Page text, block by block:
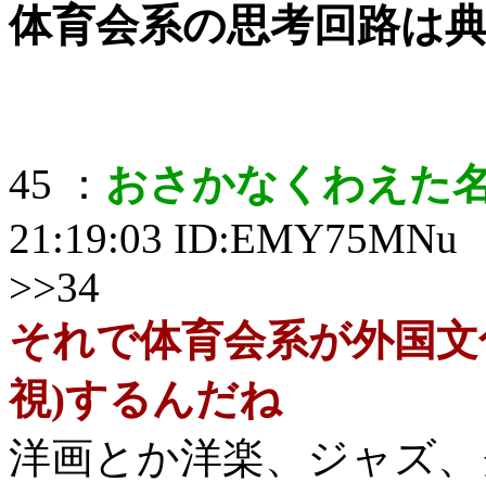
体育会系の思考回路は
45 ： おさかなくわえた
21:19:03 ID:EMY75MNu
>>34
それで体育会系が外国
視)するんだね
洋画とか洋楽、ジャズ